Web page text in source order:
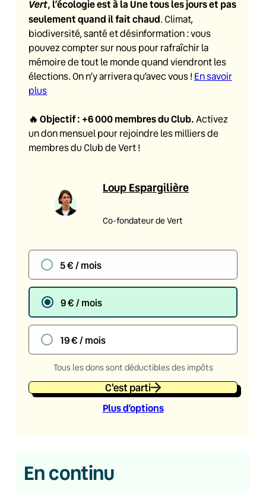
Vert, l’écologie est à la Une tous les jours et pas
seulement quand il fait chaud. Climat,
biodiversité, santé et désinformation : vous
pouvez compter sur nous pour rafraîchir la
mémoire de tout le monde quand viendront les
élections. On n’y arrivera qu’avec vous ! En savoir
plus
🔥 Objectif : +6 000 membres du Club. Activez
un don mensuel pour rejoindre les milliers de
membres du Club de Vert !
Loup Espargilière
Co-fondateur de Vert
5 € / mois
9 € / mois
19 € / mois
Tous les dons sont déductibles des impôts
C'est parti
Plus d’options
En continu